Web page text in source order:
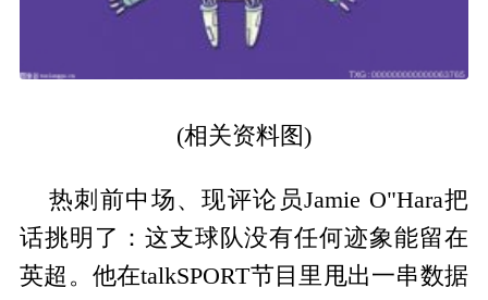
(相关资料图)
热刺前中场、现评论员Jamie O"Hara把
话挑明了：这支球队没有任何迹象能留在
英超。他在talkSPORT节目里甩出一串数据